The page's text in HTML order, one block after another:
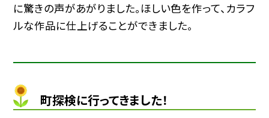
に驚きの声があがりました。ほしい色を作って、カラフ
ルな作品に仕上げることができました。
町探検に行ってきました！